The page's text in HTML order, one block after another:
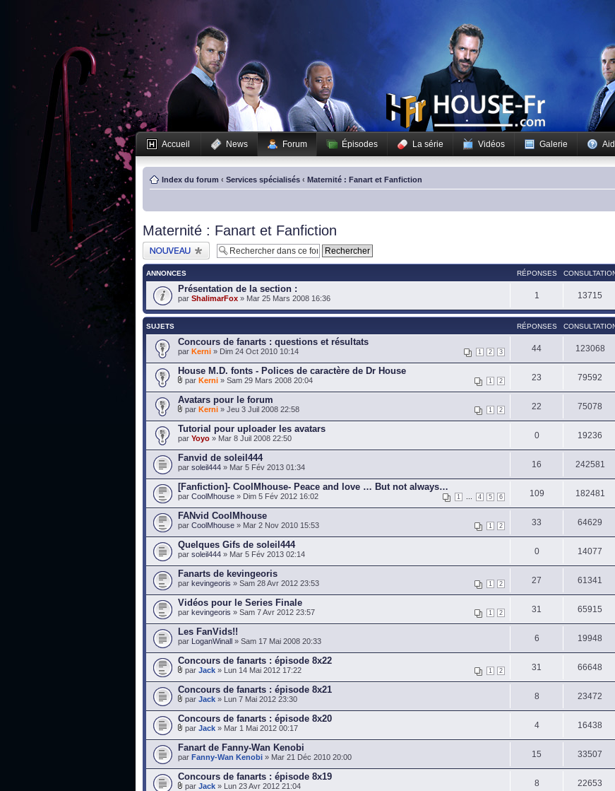
Accueil News Forum Épisodes La série Vidéos Galerie
Index du forum ‹ Services spécialisés ‹ Maternité : Fanart et Fanfiction
Maternité : Fanart et Fanfiction
Publier un nouveau
sujet
ANNONCES RÉPONSES
Présentation de la section :
par ShalimarFox » Mar 25 Mars 2008 16:36 1 13715
SUJETS RÉPONSES
Concours de fanarts : questions et résultats
1 2 3
par Kerni » Dim 24 Oct 2010 10:14 44 123068
House M.D. fonts - Polices de caractère de Dr House
1 2
par Kerni » Sam 29 Mars 2008 20:04 23 79592
Avatars pour le forum
1 2
par Kerni » Jeu 3 Juil 2008 22:58 22 75078
Tutorial pour uploader les avatars
par Yoyo » Mar 8 Juil 2008 22:50 0 19236
Fanvid de soleil444
par soleil444 » Mar 5 Fév 2013 01:34 16 242581
[Fanfiction]- CoolMhouse- Peace and love … But not always…
1 4 5 6
par CoolMhouse » Dim 5 Fév 2012 16:02 109 182481
FANvid CoolMhouse
1 2
par CoolMhouse » Mar 2 Nov 2010 15:53 33 64629
Quelques Gifs de soleil444
par soleil444 » Mar 5 Fév 2013 02:14 0 14077
Fanarts de kevingeoris
1 2
par kevingeoris » Sam 28 Avr 2012 23:53 27 61341
Vidéos pour le Series Finale
1 2
par kevingeoris » Sam 7 Avr 2012 23:57 31 65915
Les FanVids!!
par LoganWinall » Sam 17 Mai 2008 20:33 6 19948
Concours de fanarts : épisode 8x22
1 2
par Jack » Lun 14 Mai 2012 17:22 31 66648
Concours de fanarts : épisode 8x21
par Jack » Lun 7 Mai 2012 23:30 8 23472
Concours de fanarts : épisode 8x20
par Jack » Mar 1 Mai 2012 00:17 4 16438
Fanart de Fanny-Wan Kenobi
par Fanny-Wan Kenobi » Mar 21 Déc 2010 20:00 15 33507
Concours de fanarts : épisode 8x19
par Jack » Lun 23 Avr 2012 21:04 8 22653